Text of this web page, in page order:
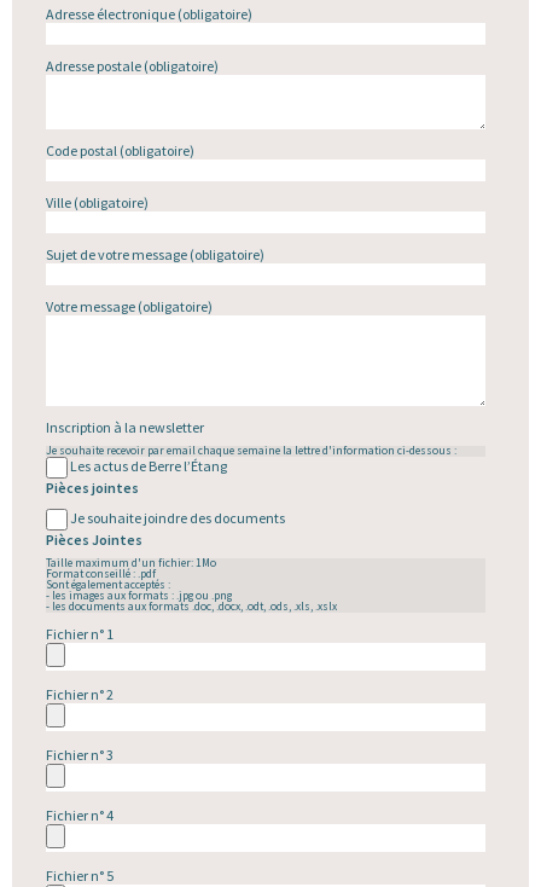
Adresse électronique(obligatoire)
Adresse postale(obligatoire)
Code postal(obligatoire)
Ville(obligatoire)
Sujet de votre message(obligatoire)
Votre message(obligatoire)
Inscription à la newsletter
Je souhaite recevoir par email chaque semaine la lettre d'information ci-dessous :
Les actus de Berre l’Étang
Pièces jointes
Je souhaite joindre des documents
Pièces Jointes
Taille maximum d'un fichier: 1Mo
Format conseillé : .pdf
Sont également acceptés :
- les images aux formats : .jpg ou .png
- les documents aux formats .doc, .docx, .odt, .ods, .xls, .xslx
Fichier n° 1
Fichier n° 2
Fichier n° 3
Fichier n° 4
Fichier n° 5